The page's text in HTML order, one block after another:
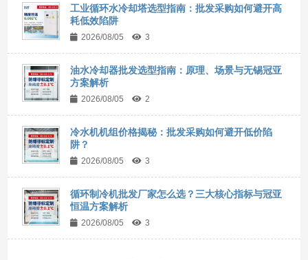
工业循环水冷却塔选型指南：批发采购如何避开高
耗低效陷阱
2026/08/05 3
油水冷却器批发选型指南：原理、场景与无锡冠亚
方案解析
2026/08/05 2
冷水机机组价格揭秘：批发采购如何避开低价陷
阱？
2026/08/05 3
循环制冷机批发厂家怎么选？三大核心指标与冠亚
恒温方案解析
2026/08/05 3